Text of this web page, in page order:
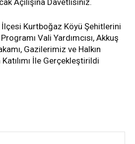
Açılışına Davetlisiniz.
Kurtboğaz Köyü Şehitlerini
Vali Yardımcısı, Akkuş
Gazilerimiz ve Halkın
İle Gerçekleştirildi